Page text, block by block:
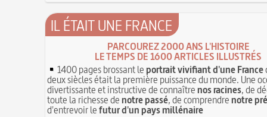
IL ÉTAIT UNE FRANCE
PARCOUREZ 2000 ANS L'HISTOIRE
LE TEMPS DE 1600 ARTICLES ILLUSTRÉS
1400 pages brossant leportrait vivifiant d'une France
deux siècles était la première puissance du monde. Une
divertissante et instructive de connaîtrenos racines, de
toute la richesse denotre passé, de comprendrenotre
d'entrevoir lefutur d'un pays millénaire